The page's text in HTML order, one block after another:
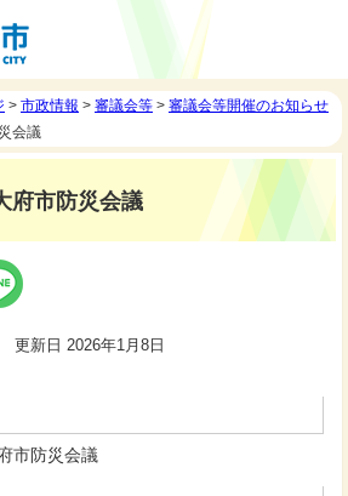
> 市政情報 > 審議会等 > 審議会等開催のお知らせ
会議
府市防災会議
更新日 2026年1月8日
市防災会議